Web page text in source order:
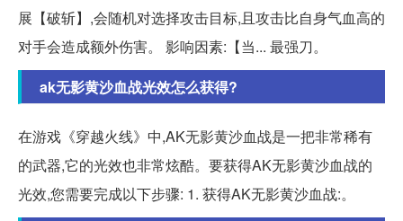
展【破斩】,会随机对选择攻击目标,且攻击比自身气血高的
对手会造成额外伤害。 影响因素:【当... 最强刀。
ak无影黄沙血战光效怎么获得?
在游戏《穿越火线》中,AK无影黄沙血战是一把非常稀有
的武器,它的光效也非常炫酷。要获得AK无影黄沙血战的
光效,您需要完成以下步骤: 1. 获得AK无影黄沙血战:。